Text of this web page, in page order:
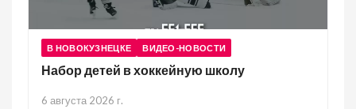
В НОВОКУЗНЕЦКЕ ВИДЕО-НОВОСТИ
Набор детей в хоккейную школу
6 августа 2026 г.